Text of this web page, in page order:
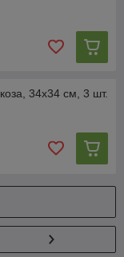
34х34 см, 3 шт.